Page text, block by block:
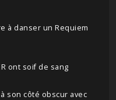
à danser un Requiem
ont soif de sang
à son côté obscur avec